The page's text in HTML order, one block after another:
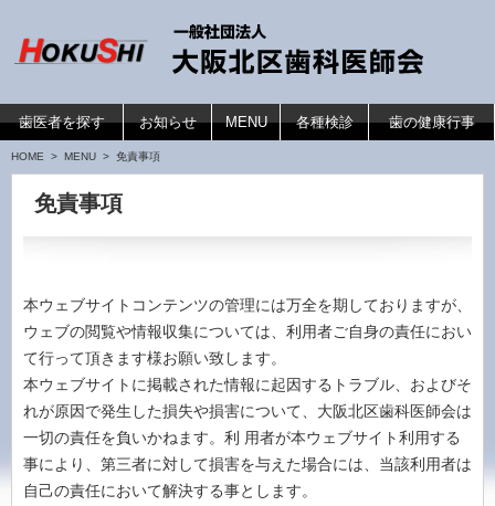
コンテンツへ移動
歯医者を探す お知らせ MENU 各種検診 歯の健康行事
HOME > MENU > 免責事項
免責事項
本ウェブサイトコンテンツの管理には万全を期しておりますが、
ウェブの閲覧や情報収集については、利用者ご自身の責任におい
て行って頂きます様お願い致します。
本ウェブサイトに掲載された情報に起因するトラブル、およびそ
れが原因で発生した損失や損害について、大阪北区歯科医師会は
一切の責任を負いかねます。利 用者が本ウェブサイト利用する
事により、第三者に対して損害を与えた場合には、当該利用者は
自己の責任において解決する事とします。